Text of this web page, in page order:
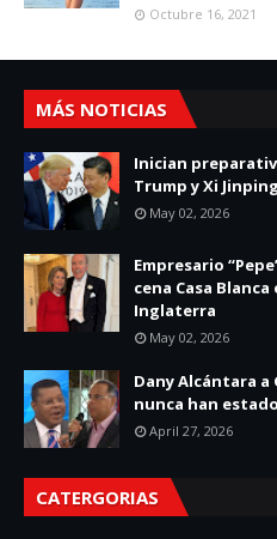
Octubre 16, 2021
MÁS NOTICIAS
Inician
Trump y Xi
May 02, 2026
Empresario
cena Casa
Inglaterra
May 02, 2026
Dany Alcántara a
nunca han
April 27, 2026
CATERGORIAS